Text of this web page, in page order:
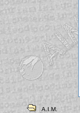
A.I.M.